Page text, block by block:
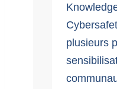
plusieurs